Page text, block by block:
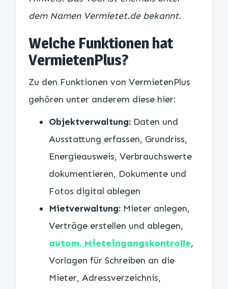
dem Namen Vermietet.de bekannt.
Welche Funktionen hat
VermietenPlus?
Zu den Funktionen von VermietenPlus
gehören unter anderem diese hier:
Objektverwaltung: Daten und
Ausstattung erfassen, Grundriss,
Energieausweis, Verbrauchswerte
dokumentieren, Dokumente und
Fotos digital ablegen
Mietverwaltung: Mieter anlegen,
Verträge erstellen und ablegen,
autom. Mieteingangskontrolle,
Vorlagen für Schreiben an die
Mieter, Adressverzeichnis,